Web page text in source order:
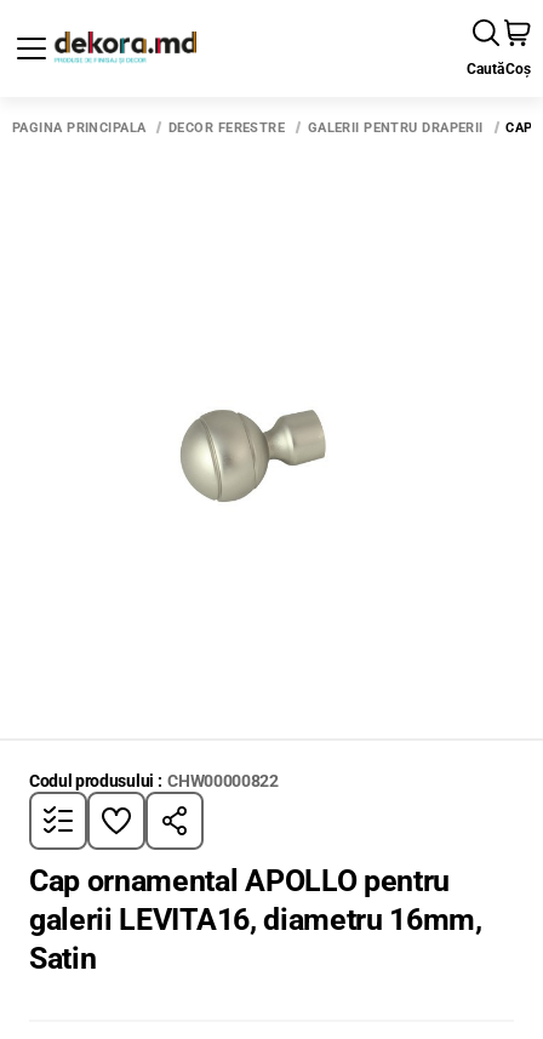
CautăCoș
PAGINA PRINCIPALĂ DECOR FERESTRE GALERII PENTRU DRAPERII CAP
Codul produsului : CHW00000822
Cap ornamental APOLLO pentru
galerii LEVITA16, diametru 16mm,
Satin